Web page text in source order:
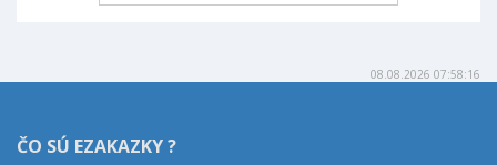
08.08.2026 07:58:16
ČO SÚ EZAKAZKY ?